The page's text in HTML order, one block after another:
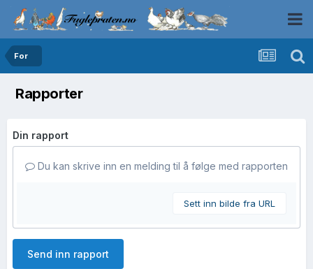
For
Rapporter
Din rapport
Du kan skrive inn en melding til å følge med rapporten
Sett inn bilde fra URL
Send inn rapport